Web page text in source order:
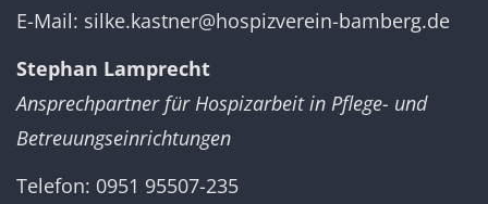
E-Mail: silke.kastner@hospizverein-bamberg.de
Stephan Lamprecht
Ansprechpartner für Hospizarbeit in Pflege- und
Betreuungseinrichtungen
Telefon: 0951 95507-235